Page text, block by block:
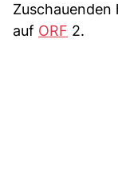
Zuschauenden
auf ORF 2.